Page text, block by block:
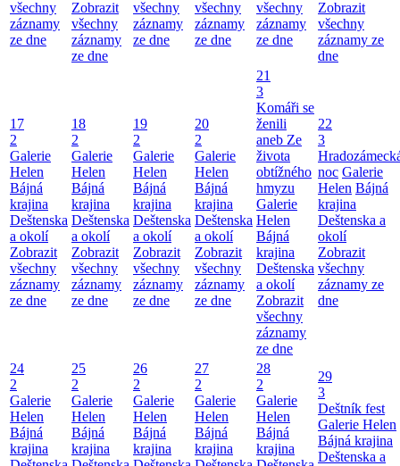
všechny
záznamy
ze dne
Zobrazit
všechny
záznamy
ze dne
všechny
záznamy
ze dne
všechny
záznamy
ze dne
všechny
záznamy
ze dne
Zobrazit
všechny
záznamy ze
dne
17
2
Galerie
Helen
Bájná
krajina
Deštenska
a okolí
Zobrazit
všechny
záznamy
ze dne
18
2
Galerie
Helen
Bájná
krajina
Deštenska
a okolí
Zobrazit
všechny
záznamy
ze dne
19
2
Galerie
Helen
Bájná
krajina
Deštenska
a okolí
Zobrazit
všechny
záznamy
ze dne
20
2
Galerie
Helen
Bájná
krajina
Deštenska
a okolí
Zobrazit
všechny
záznamy
ze dne
21
3
Komáři se
ženili
aneb Ze
života
obtížného
hmyzu
Galerie
Helen
Bájná
krajina
Deštenska
a okolí
Zobrazit
všechny
záznamy
ze dne
22
3
noc Galerie
Helen Bájná
krajina
Deštenska a
okolí
Zobrazit
všechny
záznamy ze
dne
24
2
Galerie
Helen
Bájná
krajina
25
2
Galerie
Helen
Bájná
krajina
26
2
Galerie
Helen
Bájná
krajina
27
2
Galerie
Helen
Bájná
krajina
28
2
Galerie
Helen
Bájná
krajina
29
3
Deštník fest
Galerie Helen
Bájná krajina
Deštenska a